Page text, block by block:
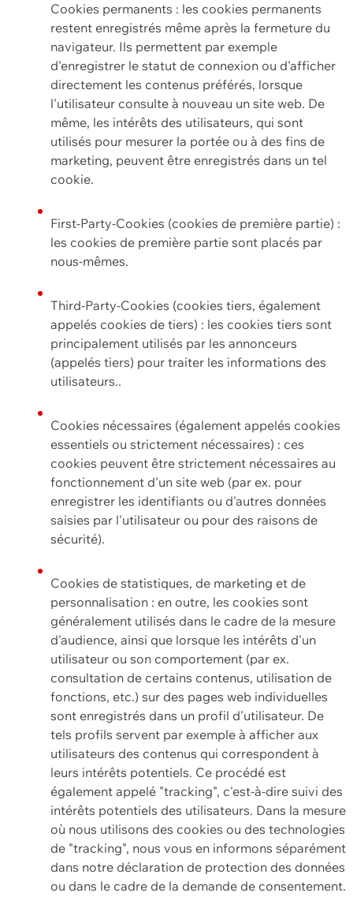
Cookies permanents : les cookies permanents
restent enregistrés même après la fermeture du
navigateur. Ils permettent par exemple
d'enregistrer le statut de connexion ou d'afficher
directement les contenus préférés, lorsque
l'utilisateur consulte à nouveau un site web. De
même, les intérêts des utilisateurs, qui sont
utilisés pour mesurer la portée ou à des fins de
marketing, peuvent être enregistrés dans un tel
cookie.
First-Party-Cookies (cookies de première partie) :
les cookies de première partie sont placés par
nous-mêmes.
Third-Party-Cookies (cookies tiers, également
appelés cookies de tiers) : les cookies tiers sont
principalement utilisés par les annonceurs
(appelés tiers) pour traiter les informations des
utilisateurs..
Cookies nécessaires (également appelés cookies
essentiels ou strictement nécessaires) : ces
cookies peuvent être strictement nécessaires au
fonctionnement d'un site web (par ex. pour
enregistrer les identifiants ou d'autres données
saisies par l'utilisateur ou pour des raisons de
sécurité).
Cookies de statistiques, de marketing et de
personnalisation : en outre, les cookies sont
généralement utilisés dans le cadre de la mesure
d'audience, ainsi que lorsque les intérêts d'un
utilisateur ou son comportement (par ex.
consultation de certains contenus, utilisation de
fonctions, etc.) sur des pages web individuelles
sont enregistrés dans un profil d'utilisateur. De
tels profils servent par exemple à afficher aux
utilisateurs des contenus qui correspondent à
leurs intérêts potentiels. Ce procédé est
également appelé "tracking", c'est-à-dire suivi des
intérêts potentiels des utilisateurs. Dans la mesure
où nous utilisons des cookies ou des technologies
de "tracking", nous vous en informons séparément
dans notre déclaration de protection des données
ou dans le cadre de la demande de consentement.